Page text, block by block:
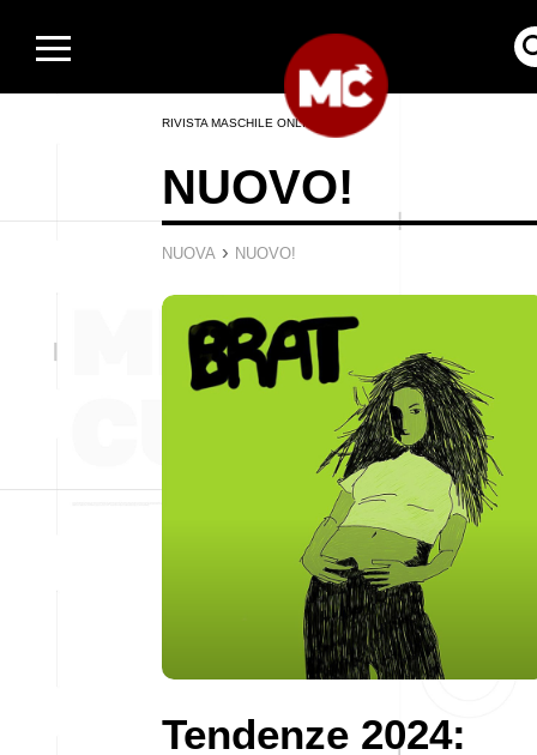
RIVISTA MASCHILE ONLINE
NUOVO!
NUOVA › NUOVO!
Tendenze 2024: